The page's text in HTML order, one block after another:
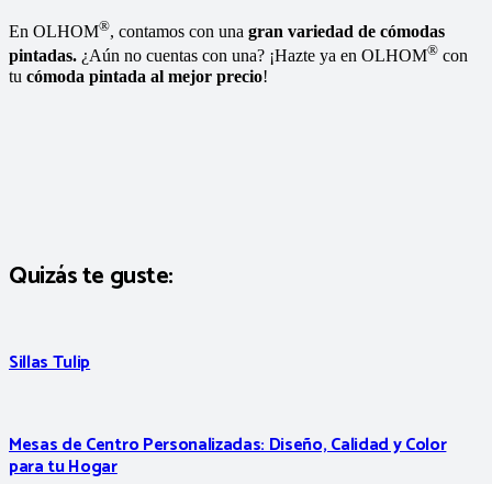
En OLHOM®, contamos con una gran variedad de cómodas
pintadas. ¿Aún no cuentas con una? ¡Hazte ya en OLHOM® con
tu cómoda pintada al mejor precio!
Quizás te guste:
Sillas Tulip
Mesas de Centro Personalizadas: Diseño, Calidad y Color
para tu Hogar